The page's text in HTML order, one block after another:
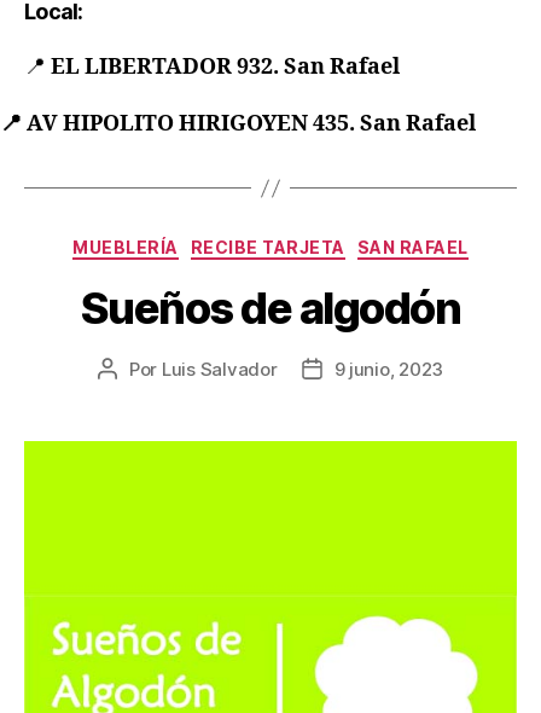
Local:
📍 EL LIBERTADOR 932. San Rafael
📍 AV HIPOLITO HIRIGOYEN 435. San Rafael
MUEBLERÍA RECIBE TARJETA SAN RAFAEL
Sueños de algodón
Por Luis Salvador 9 junio, 2023